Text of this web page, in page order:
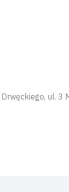
ul. 3